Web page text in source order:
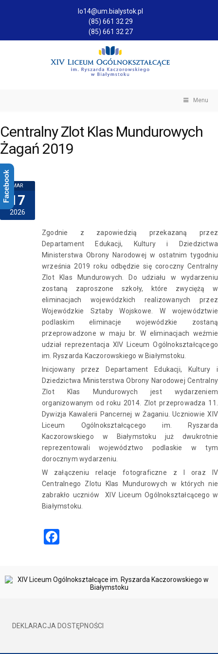
lo14@um.bialystok.pl
(85) 661 32 29
(85) 661 32 27
Menu
Centralny Zlot Klas Mundurowych
Żagań 2019
MAR
17
2026
Zgodnie z zapowiedzią przekazaną przez
Departament Edukacji, Kultury i Dziedzictwa
Ministerstwa Obrony Narodowej w ostatnim tygodniu
września 2019 roku odbędzie się coroczny Centralny
Zlot Klas Mundurowych. Do udziału w wydarzeniu
zostaną zaproszone szkoły, które zwyciężą w
eliminacjach wojewódzkich realizowanych przez
Wojewódzkie Sztaby Wojskowe. W województwie
podlaskim eliminacje wojewódzkie zostaną
przeprowadzone w maju br. W eliminacjach weźmie
udział reprezentacja XIV Liceum Ogólnokształcącego
im. Ryszarda Kaczorowskiego w Białymstoku.
Inicjowany przez Departament Edukacji, Kultury i
Dziedzictwa Ministerstwa Obrony Narodowej Centralny
Zlot Klas Mundurowych jest wydarzeniem
organizowanym od roku 2014. Zlot przeprowadza 11.
Dywizja Kawalerii Pancernej w Żaganiu. Uczniowie XIV
Liceum Ogólnokształcącego im. Ryszarda
Kaczorowskiego w Białymstoku już dwukrotnie
reprezentowali województwo podlaskie w tym
dorocznym wydarzeniu.
W załączeniu relacje fotograficzne z I oraz IV
Centralnego Zlotu Klas Mundurowych w których nie
zabrakło uczniów XIV Liceum Ogólnokształcącego w
Białymstoku.
DEKLARACJA DOSTĘPNOŚCI
Facebook